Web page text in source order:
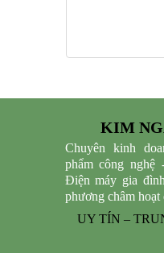
KIM
Chuyên kinh
phẩm công
Điện máy gia
phương châm hoạt
UY TÍN –